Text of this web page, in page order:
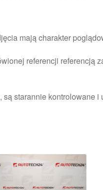
mają charakter
referencji referencją
starannie kontrolowane